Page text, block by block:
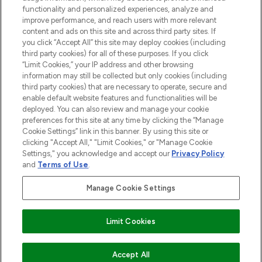
ZUM WARENKORB HINZUFÜGEN
Do Not Sell or Share My Personal
Information
HILFE & INFORMATION
IMPRESSUM
ÜBER LOOKFANTASTIC
2026 THG Beauty Europe GmbH Maximilianstrasse 54 80538 Munich
Pay Securely With
functionality and personalized experiences, analyze and
improve performance, and reach users with more relevant
content and ads on this site and across third party sites. If
you click “Accept All” this site may deploy cookies (including
third party cookies) for all of these purposes. If you click
“Limit Cookies,” your IP address and other browsing
information may still be collected but only cookies (including
third party cookies) that are necessary to operate, secure and
enable default website features and functionalities will be
deployed. You can also review and manage your cookie
preferences for this site at any time by clicking the “Manage
Cookie Settings” link in this banner. By using this site or
clicking "Accept All," "Limit Cookies," or "Manage Cookie
Settings," you acknowledge and accept our Privacy Policy
and Terms of Use.
Manage Cookie Settings
Limit Cookies
Accept All